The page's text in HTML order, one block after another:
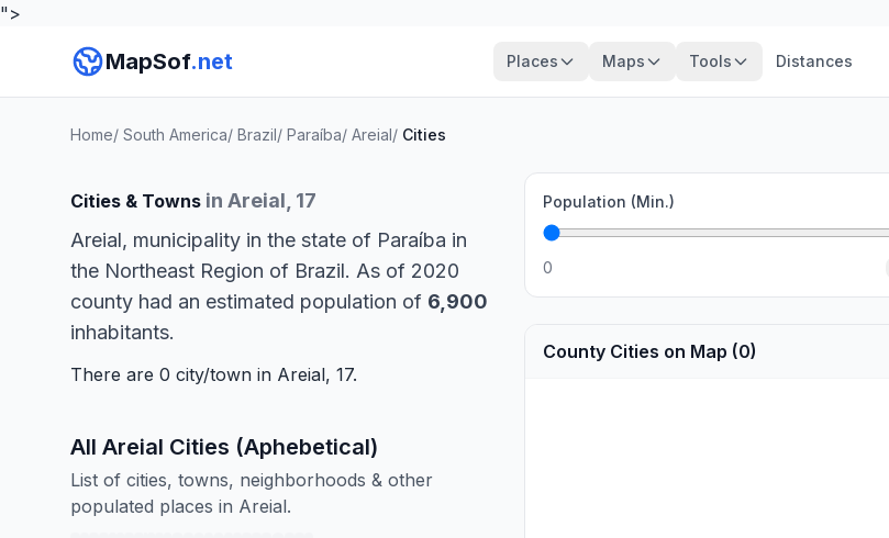
">
MapSof.net Places Maps Tools Distances
Home/ South America/ Brazil/ Paraíba/ Areial/ Cities
Cities & Towns in Areial, 17
Areial, municipality in the state of Paraíba in
the Northeast Region of Brazil. As of 2020
county had an estimated population of 6,900
inhabitants.
There are 0 city/town in Areial, 17.
All Areial Cities (Aphebetical)
List of cities, towns, neighborhoods & other
populated places in Areial.
Population (Min.)
0
County Cities on Map (0)